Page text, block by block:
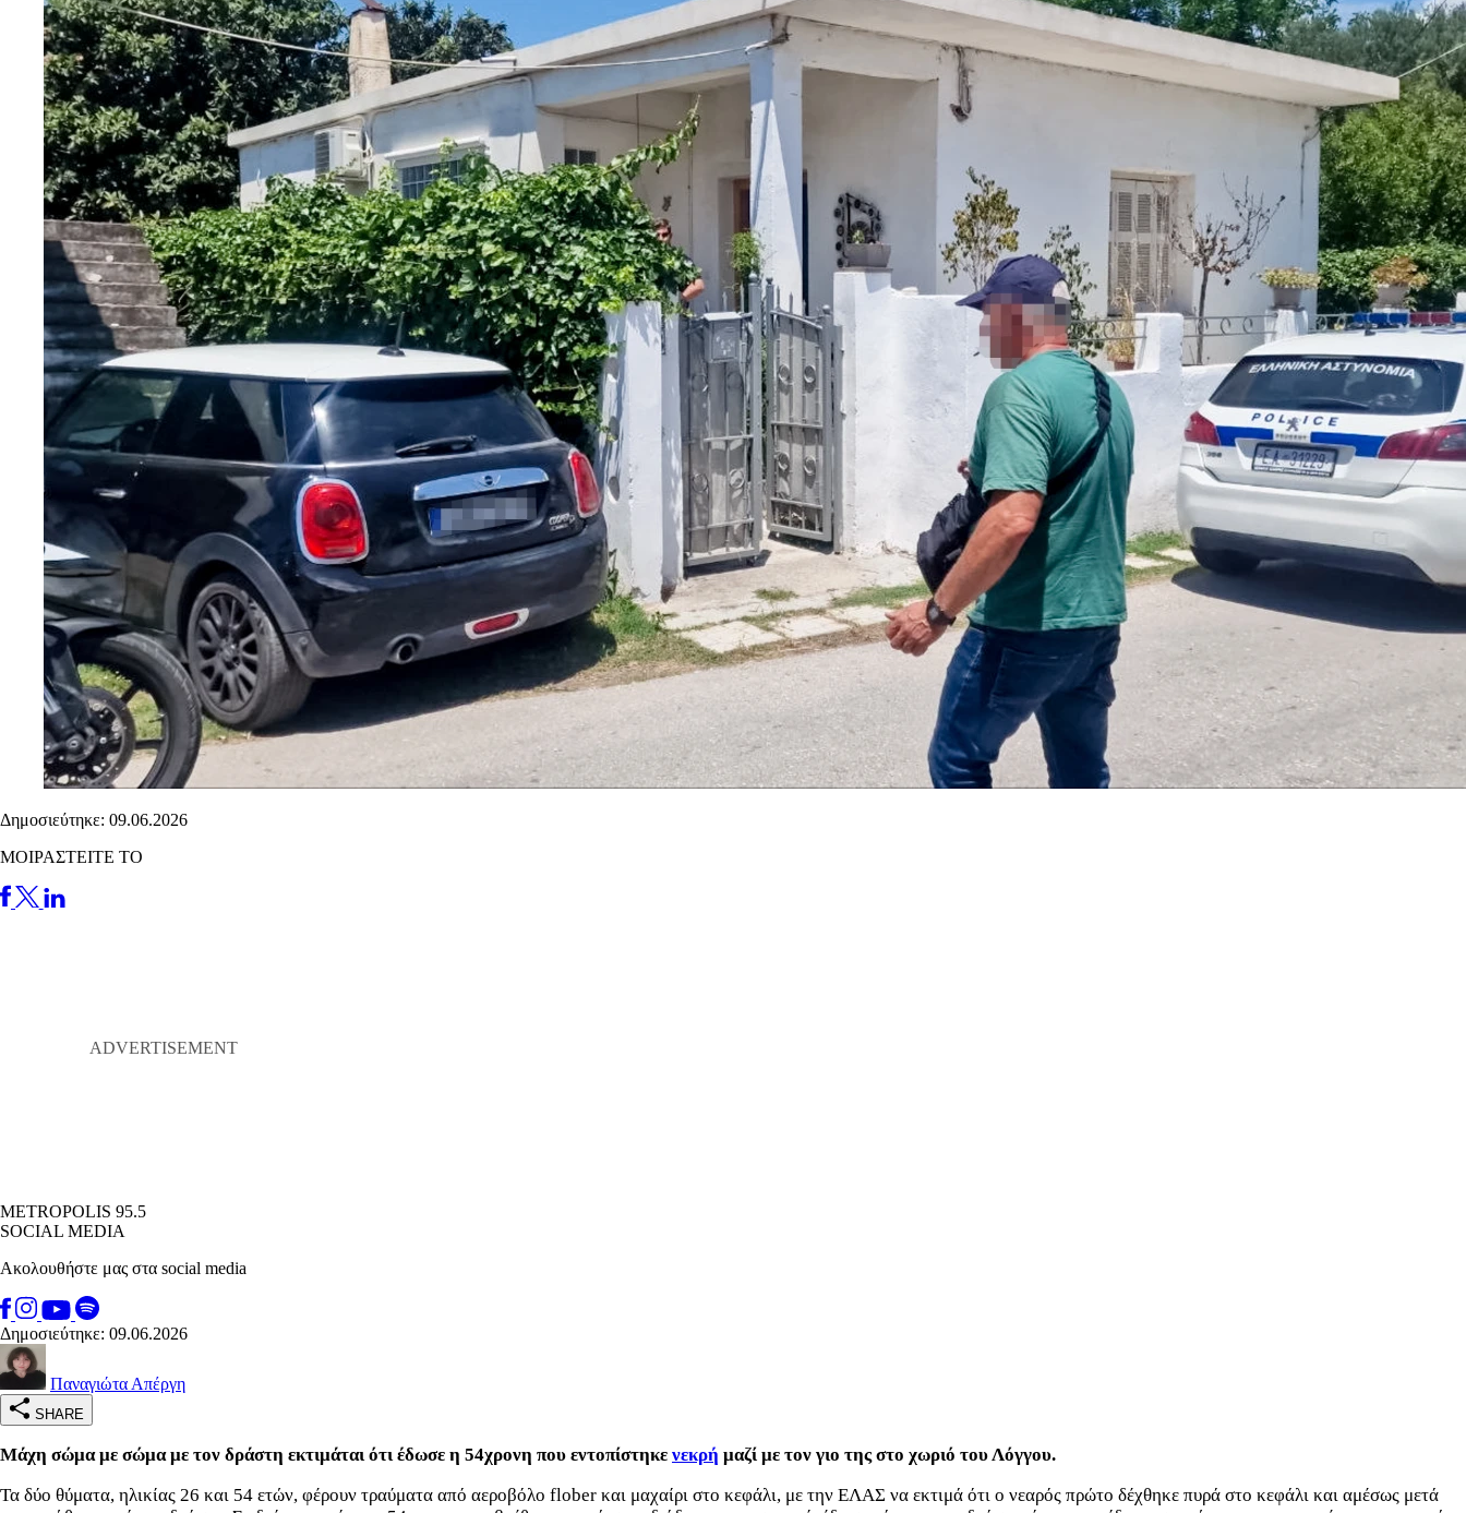
Δημοσιεύτηκε: 09.06.2026
ΜΟΙΡΑΣΤΕΙΤΕ ΤΟ
METROPOLIS 95.5
SOCIAL MEDIA
Ακολουθήστε μας στα social media
Δημοσιεύτηκε: 09.06.2026
Παναγιώτα Απέργη
SHARE
Μάχη σώμα με σώμα με τον δράστη εκτιμάται ότι έδωσε η 54χρονη που εντοπίστηκε νεκρή μαζί με τον γιο της στο χωριό του Λόγγου.
Τα δύο θύματα, ηλικίας 26 και 54 ετών, φέρουν τραύματα από αεροβόλο flober και μαχαίρι στο κεφάλι, με την ΕΛΑΣ να εκτιμά ότι ο νεαρός πρώτο δέχθηκε πυρά στο κεφάλι και αμέσως μετά